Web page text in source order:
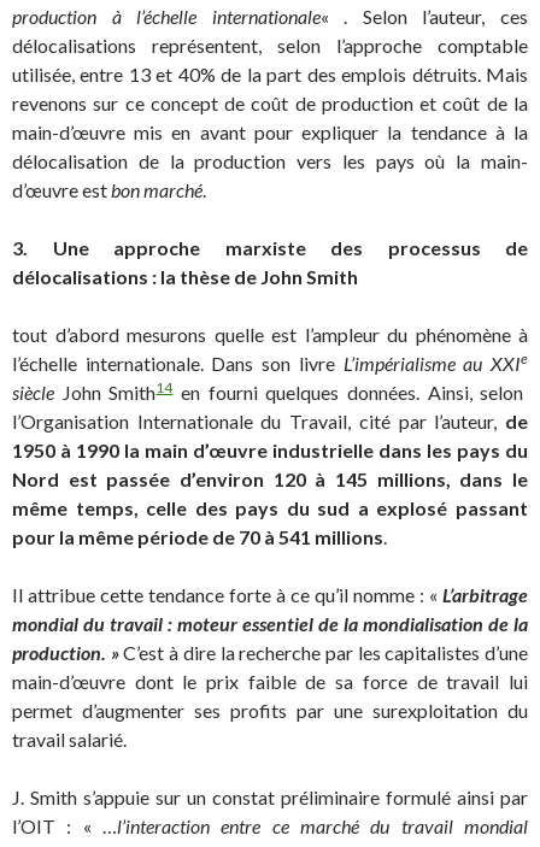
production à l’échelle internationale« . Selon l’auteur, ces
délocalisations représentent, selon l’approche comptable
utilisée, entre 13 et 40% de la part des emplois détruits. Mais
revenons sur ce concept de coût de production et coût de la
main-d’œuvre mis en avant pour expliquer la tendance à la
délocalisation de la production vers les pays où la main-
d’œuvre est bon marché
3. Une approche marxiste des processus de
délocalisations : la thèse de John Smith
tout d’abord mesurons quelle est l’ampleur du phénomène à
l’échelle internationale. Dans son livre L’impérialisme au XXIe
siècle John Smith14en fourni quelques données. Ainsi, selon
l’Organisation Internationale du Travail, cité par l’auteur, de
1950 à 1990 la main d’œuvre industrielle dans les pays du
Nord est passée d’environ 120 à 145 millions, dans le
même temps, celle des pays du sud a explosé passant
pour la même période de 70 à 541 millions
Il attribue cette tendance forte à ce qu’il nomme : « L’arbitrage
mondial du travail : moteur essentiel de la mondialisation de la
production . »C’est à dire la recherche par les capitalistes d’une
main-d’œuvre dont le prix faible de sa force de travail lui
permet d’augmenter ses profits par une surexploitation du
travail salarié.
J. Smith s’appuie sur un constat préliminaire formulé ainsi par
l’OIT : « … l’interaction entre ce marché du travail mondial